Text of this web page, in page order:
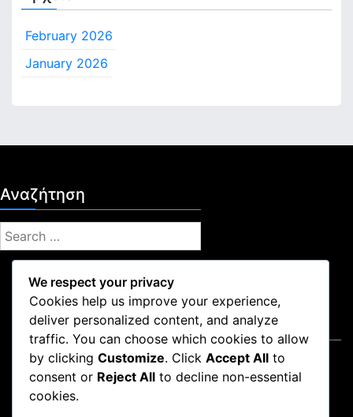
February 2026
January 2026
Αναζήτηση
S
e
Νομικά
Σχετικά
Επικοινωνήστε μαζί μας
Πολιτική για cookies
We respect your privacy
Cookies help us improve your experience,
deliver personalized content, and analyze
traffic. You can choose which cookies to allow
by clicking Customize. Click Accept All to
consent or Reject All to decline non-essential
cookies.